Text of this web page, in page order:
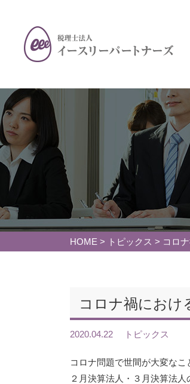
HOME > トピックス > コロ
コロナ禍におけ
2020.04.22 トピックス
コロナ問題で世間が大変なこ
２月決算法人・３月決算法